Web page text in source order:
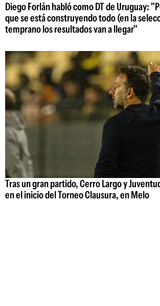
Diego Forlán habló como DT de Uruguay:
que se está construyendo todo (en la
temprano los resultados van a llegar"
Tras un gran partido, Cerro Largo y
en el inicio del Torneo Clausura, en Melo